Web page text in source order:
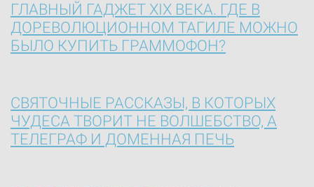
ГЛАВНЫЙ ГАДЖЕТ XIX ВЕКА. ГДЕ В
ДОРЕВОЛЮЦИОННОМ ТАГИЛЕ МОЖНО
БЫЛО КУПИТЬ ГРАММОФОН?
СВЯТОЧНЫЕ РАССКАЗЫ, В КОТОРЫХ
ЧУДЕСА ТВОРИТ НЕ ВОЛШЕБСТВО, А
ТЕЛЕГРАФ И ДОМЕННАЯ ПЕЧЬ